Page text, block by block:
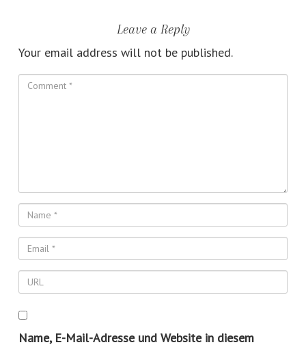
Leave a Reply
Your email address will not be published.
Name, E-Mail-Adresse und Website in diesem